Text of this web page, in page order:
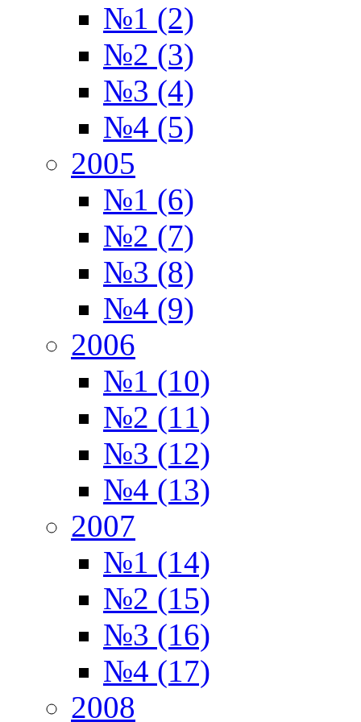
№1 (2)
№2 (3)
№3 (4)
№4 (5)
2005
№1 (6)
№2 (7)
№3 (8)
№4 (9)
2006
№1 (10)
№2 (11)
№3 (12)
№4 (13)
2007
№1 (14)
№2 (15)
№3 (16)
№4 (17)
2008